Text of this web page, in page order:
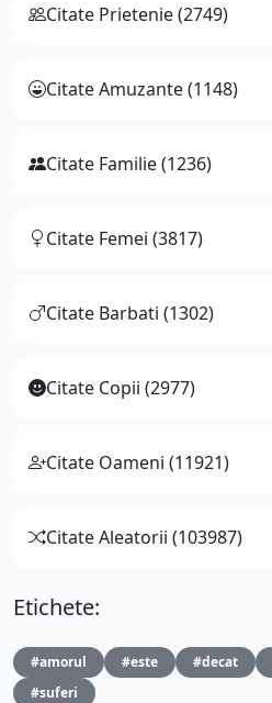
Citate Prietenie (2749)
Citate Amuzante (1148)
Citate Familie (1236)
Citate Femei (3817)
Citate Barbati (1302)
Citate Copii (2977)
Citate Oameni (11921)
Citate Aleatorii (103987)
Etichete:
#amorul #este #decat
#suferi